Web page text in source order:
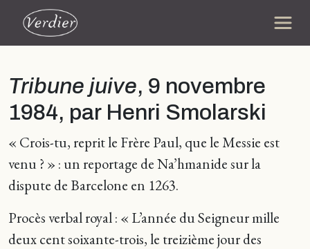
Tribune juive, 9 novembre
1984, par Henri Smolarski
« Crois-tu, reprit le Frère Paul, que le Messie est
venu ? » : un reportage de Na’hmanide sur la
dispute de Barcelone en 1263.
Procès verbal royal : « L’année du Seigneur mille
deux cent soixante-trois, le treizième jour des